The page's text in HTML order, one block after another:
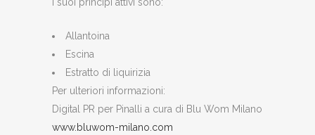
I suoi principi attivi sono:
Allantoina
Escina
Estratto di liquirizia
Per ulteriori informazioni:
Digital PR per Pinalli a cura di Blu Wom Milano
www.bluwom-milano.com